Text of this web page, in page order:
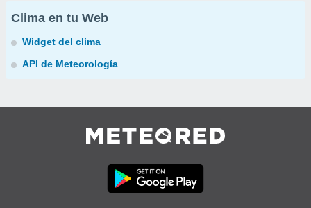
Clima en tu Web
Widget del clima
API de Meteorología